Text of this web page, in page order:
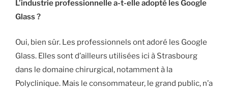
L’industrie professionnelle a-t-elle adopté les Google
Glass ?
Oui, bien sûr. Les professionnels ont adoré les Google
Glass. Elles sont d’ailleurs utilisées ici à Strasbourg
dans le domaine chirurgical, notamment à la
Polyclinique. Mais le consommateur, le grand public, n’a